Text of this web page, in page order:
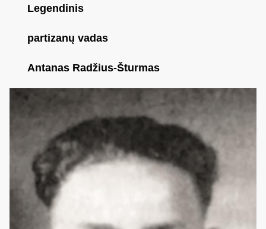
Legendinis
partizanų vadas
Antanas Radžius-Šturmas